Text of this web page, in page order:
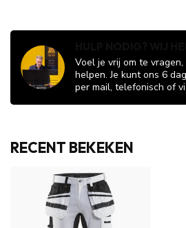
Voel je vrij om te
helpen. Je kunt ons 6
per mail, telefonisch of
RECENT BEKEKEN